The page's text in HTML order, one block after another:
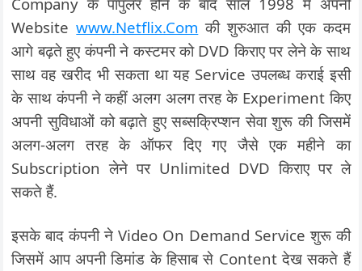
Websitewww.Netflix.Com की शुरुआत की एक कदम
आगे बढ़ते हुए कंपनी ने कस्टमर को DVD किराए पर लेने के साथ
साथ वह खरीद भी सकता था यह Service उपलब्ध कराई इसी
के साथ कंपनी ने कहीं अलग अलग तरह के Experiment किए
अपनी सुविधाओं को बढ़ाते हुए सब्सक्रिप्शन सेवा शुरू की जिसमें
अलग-अलग तरह के ऑफर दिए गए जैसे एक महीने का
Subscription लेने पर Unlimited DVD किराए पर ले
सकते हैं.
इसके बाद कंपनी ने Video On Demand Service शुरू की
जिसमें आप अपनी डिमांड के हिसाब से Content देख सकते हैं